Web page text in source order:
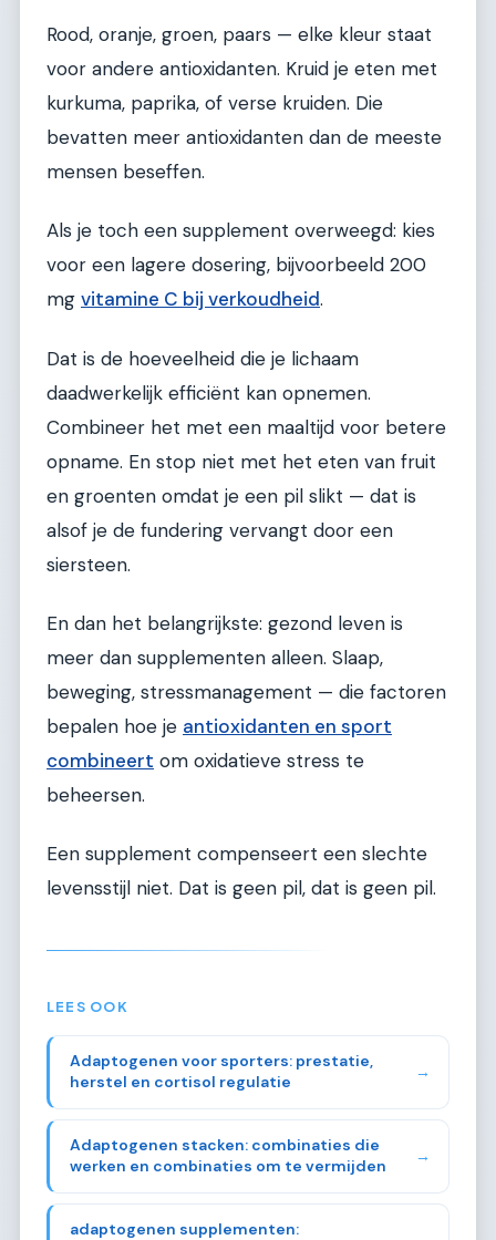
Rood, oranje, groen, paars — elke kleur staat
voor andere antioxidanten. Kruid je eten met
kurkuma, paprika, of verse kruiden. Die
bevatten meer antioxidanten dan de meeste
mensen beseffen.
Als je toch een supplement overweegd: kies
voor een lagere dosering, bijvoorbeeld 200
mg vitamine C bij verkoudheid.
Dat is de hoeveelheid die je lichaam
daadwerkelijk efficiënt kan opnemen.
Combineer het met een maaltijd voor betere
opname. En stop niet met het eten van fruit
en groenten omdat je een pil slikt — dat is
alsof je de fundering vervangt door een
siersteen.
En dan het belangrijkste: gezond leven is
meer dan supplementen alleen. Slaap,
beweging, stressmanagement — die factoren
bepalen hoe je antioxidanten en sport
combineert om oxidatieve stress te
beheersen.
Een supplement compenseert een slechte
levensstijl niet. Dat is geen pil, dat is geen pil.
LEES OOK
Adaptogenen voor sporters: prestatie,
herstel en cortisol regulatie
→
Adaptogenen stacken: combinaties die
werken en combinaties om te vermijden
→
adaptogenen supplementen: